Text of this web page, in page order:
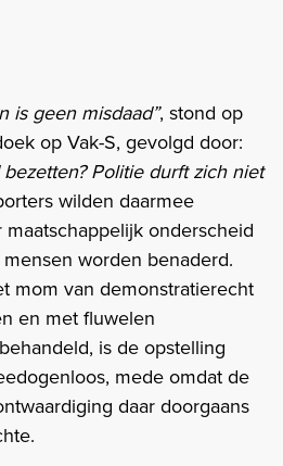
is geen misdaad”, stond op
op Vak-S, gevolgd door:
Politie durft zich niet
wilden daarmee
onderscheid
worden benaderd.
mom van demonstratierecht
en met fluwelen
is de opstelling
mede omdat de
daar doorgaans